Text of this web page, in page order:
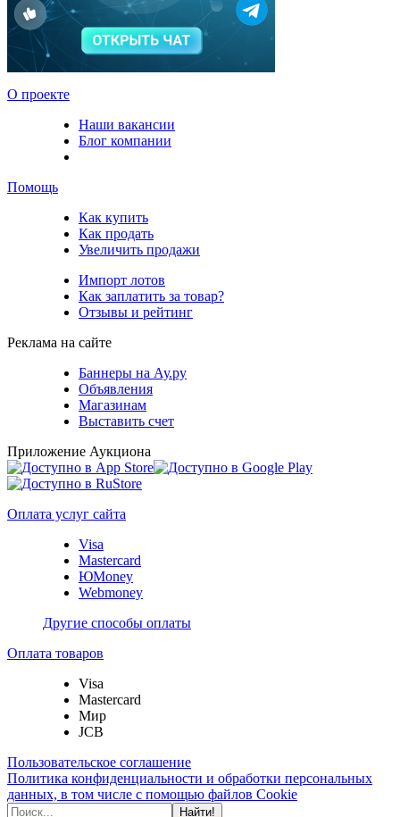
О проекте
Наши вакансии
Блог компании
Помощь
Как купить
Как продать
Увеличить продажи
Импорт лотов
Как заплатить за товар?
Отзывы и рейтинг
Реклама на сайте
Баннеры на Ау.ру
Объявления
Магазинам
Выставить счет
Приложение Аукциона
Оплата услуг сайта
Visa
Mastercard
ЮMoney
Webmoney
Другие способы оплаты
Оплата товаров
Visa
Mastercard
Мир
JCB
Пользовательское соглашение
Политика конфиденциальности и обработки персональных
данных, в том числе с помощью файлов Cookie
Найти!